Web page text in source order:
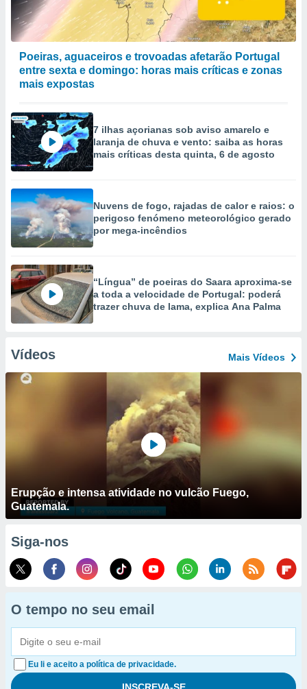
Poeiras, aguaceiros e trovoadas afetarão Portugal
entre sexta e domingo: horas mais críticas e zonas
mais expostas
7 ilhas açorianas sob aviso amarelo e
laranja de chuva e vento: saiba as horas
mais críticas desta quinta, 6 de agosto
Nuvens de fogo, rajadas de calor e raios: o
perigoso fenómeno meteorológico gerado
por mega-incêndios
“Língua” de poeiras do Saara aproxima-se
a toda a velocidade de Portugal: poderá
trazer chuva de lama, explica Ana Palma
Vídeos Mais Vídeos
Erupção e intensa atividade no vulcão Fuego,
Guatemala.
Siga-nos
O tempo no seu email
Eu li e aceito a política de privacidade.